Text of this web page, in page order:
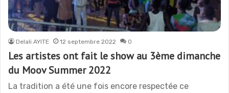
Delali AYITE 12 septembre 2022 0
Les artistes ont fait le show au 3ème dimanche
du Moov Summer 2022
La tradition a été une fois encore respectée ce